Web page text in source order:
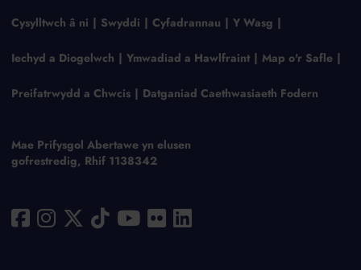
Cysylltwch â ni Swyddi Cyfadrannau Y Wasg
Iechyd a Diogelwch Ymwadiad a Hawlfraint Map o'r Safle
Preifatrwydd a Chwcis Datganiad Caethwasiaeth Fodern
Mae Prifysgol Abertawe yn elusen
gofrestredig, Rhif 1138342